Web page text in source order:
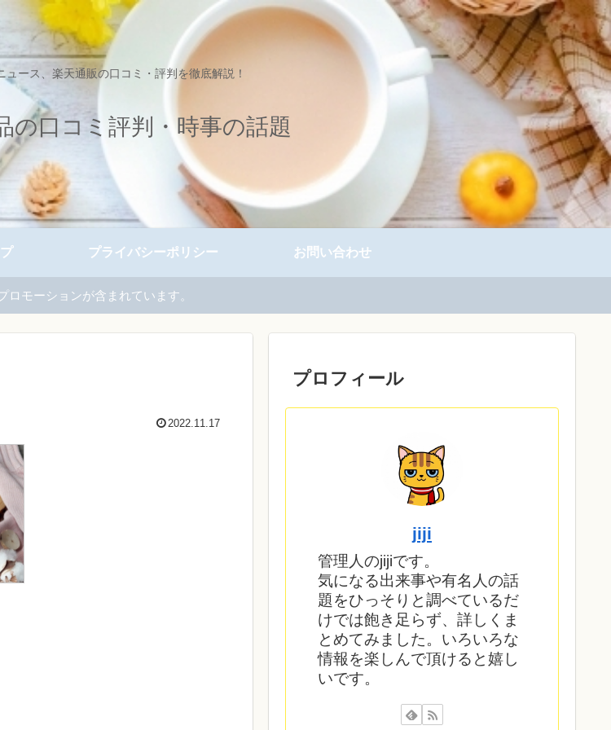
ース、楽天通販の口コミ・評判を徹底解説！
の口コミ評判・時事の話題
プライバシーポリシー お問い合わせ
ロモーションが含まれています。
2022.11.17
プロフィール
jiji
管理人のjijiです。
気になる出来事や有名人の話
題をひっそりと調べているだ
けでは飽き足らず、詳しくま
とめてみました。いろいろな
情報を楽しんで頂けると嬉し
いです。